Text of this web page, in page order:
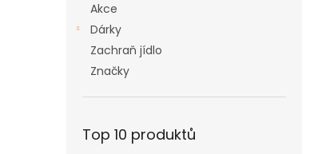
Akce
Dárky
Zachraň jídlo
Značky
Top 10 produktů